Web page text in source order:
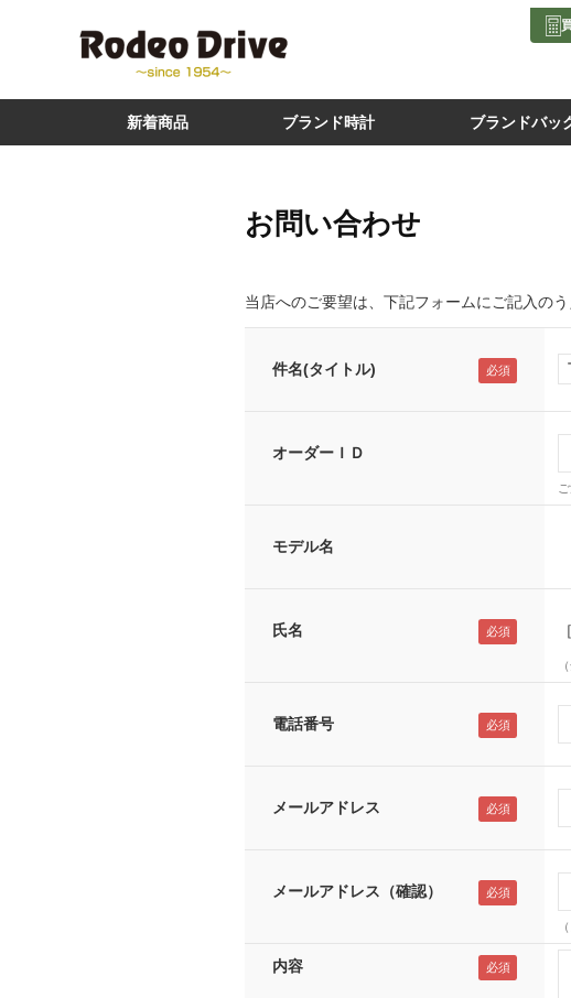
新着商品 ブランド時計 ブランドバッ
お問い合わせ
当店へのご要望は、下記フォームにご記入のう
件名(タイトル)
オーダーＩＤ
モデル名
氏名
電話番号
メールアドレス
メールアドレス（確認）
内容